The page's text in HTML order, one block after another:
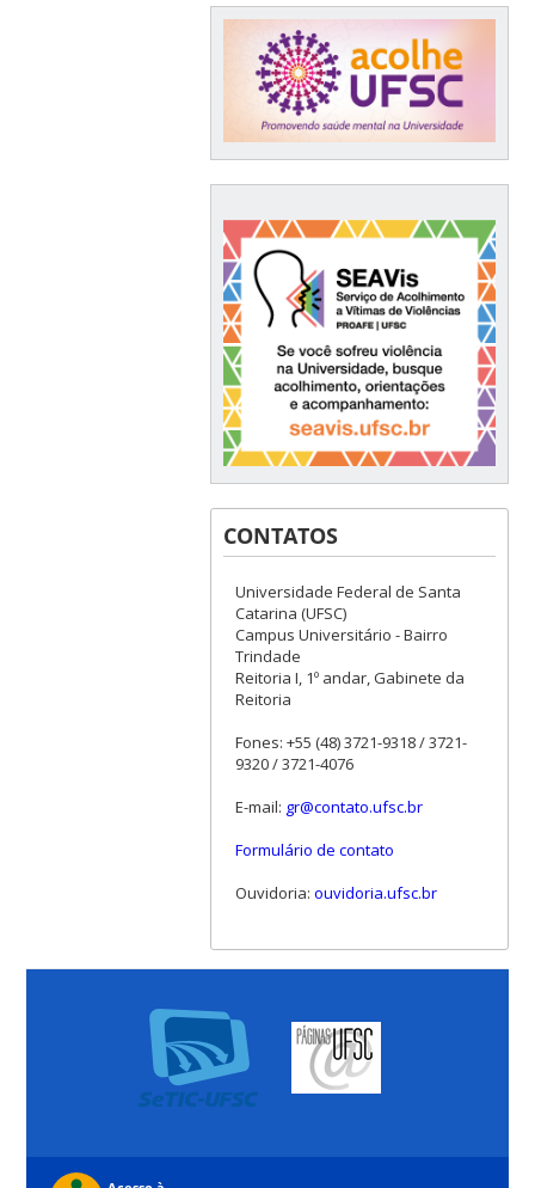
CONTATOS
Universidade Federal de Santa
Catarina (UFSC)
Campus Universitário - Bairro
Trindade
Reitoria I, 1º andar, Gabinete da
Reitoria
Fones: +55 (48) 3721-9318 / 3721-
9320 / 3721-4076
E-mail: gr@contato.ufsc.br
Formulário de contato
Ouvidoria: ouvidoria.ufsc.br